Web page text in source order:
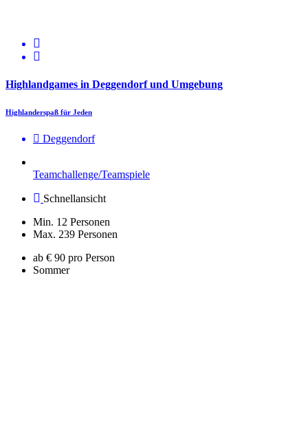
Highlandgames in Deggendorf und Umgebung
Highlanderspaß für Jeden
Deggendorf
Teamchallenge/Teamspiele
Schnellansicht
Min. 12 Personen
Max. 239 Personen
ab € 90 pro Person
Sommer